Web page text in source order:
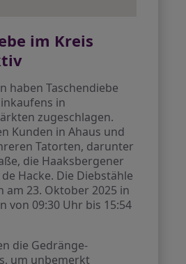
im Kreis
haben Taschendiebe
in
zugeschlagen.
Kunden in Ahaus und
Tatorten, darunter
die Haaksbergener
Hacke. Die Diebstähle
am 23. Oktober 2025 in
von 09:30 Uhr bis 15:54
die Gedränge-
um unbemerkt